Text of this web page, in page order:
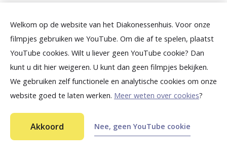
U mag uw mobiele telefoon gebruiken. Houd
rekening met de rust en privacy op de afdeling. Bel
daarom op de kamer van uw kind en niet op de gang.
Cliniclowns
Een keer per week komen de Cliniclowns de
tichting Cliniclowns Nederland
het moeilijk hebben door ziekte, trauma of handicap.
Welkom op de website van het Diakonessenhuis. Voor onze
filmpjes gebruiken we YouTube. Om die af te spelen, plaatst
YouTube cookies. Wilt u liever geen YouTube cookie? Dan
kunt u dit hier weigeren. U kunt dan geen filmpjes bekijken.
We gebruiken zelf functionele en analytische cookies om onze
website goed te laten werken. Meer weten over cookies?
Akkoord Nee, geen YouTube cookie